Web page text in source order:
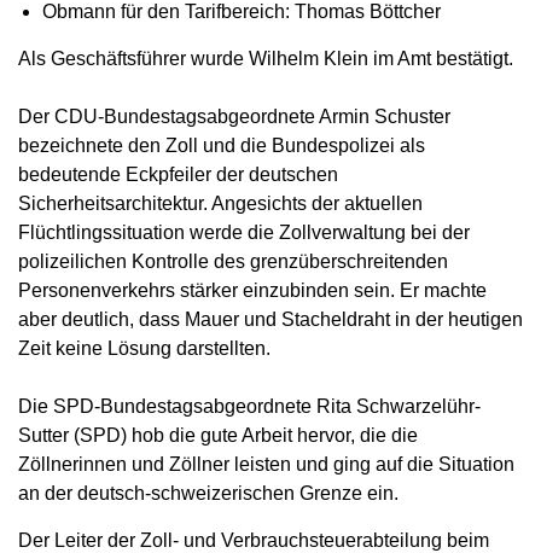
Obmann für den Tarifbereich: Thomas Böttcher
Als Geschäftsführer wurde Wilhelm Klein im Amt bestätigt.
Der CDU-Bundestagsabgeordnete Armin Schuster
bezeichnete den Zoll und die Bundespolizei als
bedeutende Eckpfeiler der deutschen
Sicherheitsarchitektur. Angesichts der aktuellen
Flüchtlingssituation werde die Zollverwaltung bei der
polizeilichen Kontrolle des grenzüberschreitenden
Personenverkehrs stärker einzubinden sein. Er machte
aber deutlich, dass Mauer und Stacheldraht in der heutigen
Zeit keine Lösung darstellten.
Die SPD-Bundestagsabgeordnete Rita Schwarzelühr-
Sutter (SPD) hob die gute Arbeit hervor, die die
Zöllnerinnen und Zöllner leisten und ging auf die Situation
an der deutsch-schweizerischen Grenze ein.
Der Leiter der Zoll- und Verbrauchsteuerabteilung beim